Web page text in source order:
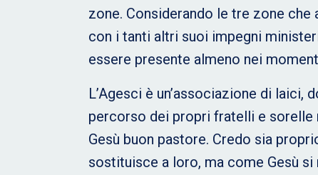
zone. Considerando le tre zone
con i tanti altri suoi impegni
essere presente almeno nei
L’Agesci è un’associazione di laici,
percorso dei propri fratelli e sorelle
Gesù buon pastore. Credo sia
sostituisce a loro, ma come Gesù